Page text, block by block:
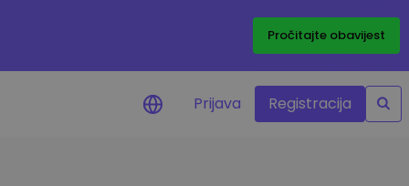
Pročitajte obavijest
Prijava Registracija